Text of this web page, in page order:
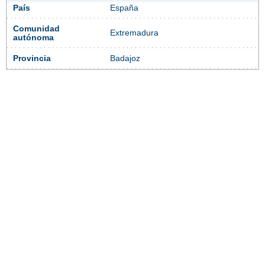
País España
Comunidad
autónoma
Extremadura
Provincia Badajoz